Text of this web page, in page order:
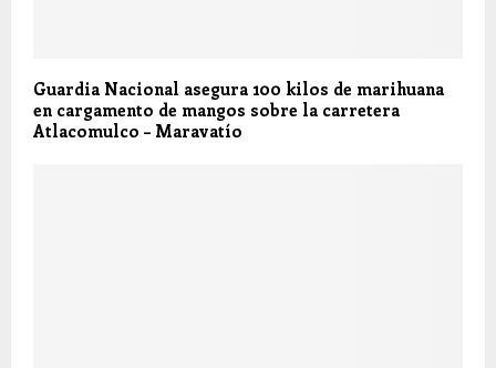
Guardia Nacional asegura 100 kilos de marihuana
en cargamento de mangos sobre la carretera
Atlacomulco – Maravatío